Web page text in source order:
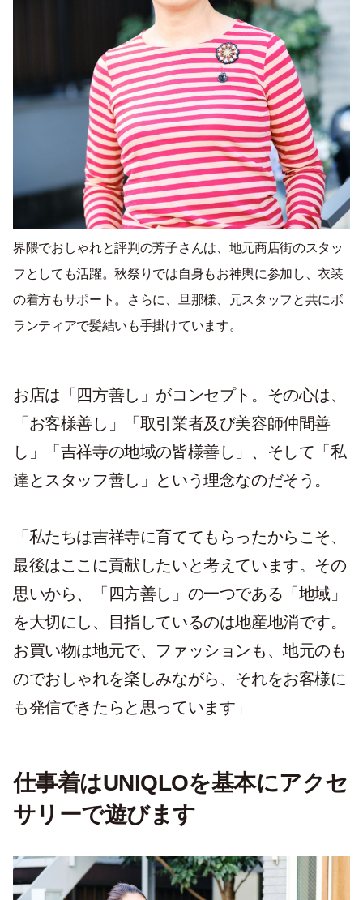
界隈でおしゃれと評判の芳子さんは、地元商店街のスタッ
フとしても活躍。秋祭りでは自身もお神輿に参加し、衣装
の着方もサポート。さらに、旦那様、元スタッフと共にボ
ランティアで髪結いも手掛けています。
お店は「四方善し」がコンセプト。その心は、
「お客様善し」「取引業者及び美容師仲間善
し」「吉祥寺の地域の皆様善し」、そして「私
達とスタッフ善し」という理念なのだそう。
「私たちは吉祥寺に育ててもらったからこそ、
最後はここに貢献したいと考えています。その
思いから、「四方善し」の一つである「地域」
を大切にし、目指しているのは地産地消です。
お買い物は地元で、ファッションも、地元のも
のでおしゃれを楽しみながら、それをお客様に
も発信できたらと思っています」
仕事着はUNIQLOを基本にアクセ
サリーで遊びます